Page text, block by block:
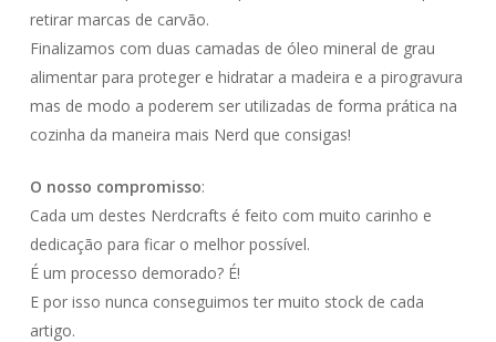
retirar marcas de carvão.
Finalizamos com duas camadas de óleo mineral de grau
alimentar para proteger e hidratar a madeira e a pirogravura
mas de modo a poderem ser utilizadas de forma prática na
cozinha da maneira mais Nerd que consigas!
O nosso compromisso:
Cada um destes Nerdcrafts é feito com muito carinho e
dedicação para ficar o melhor possível.
É um processo demorado? É!
E por isso nunca conseguimos ter muito stock de cada
artigo.
Partilhar os teus
interesses e
comportamentos
enquanto visitas
o nosso site, vai
aumentar a
e ofertas
personalizados.